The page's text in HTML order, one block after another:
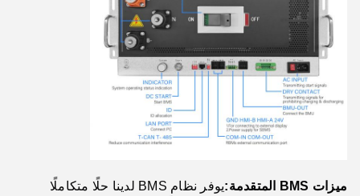
ميزات BMS المتقدمة:
يوفر نظام BMS لدينا حلًا متكاملًا